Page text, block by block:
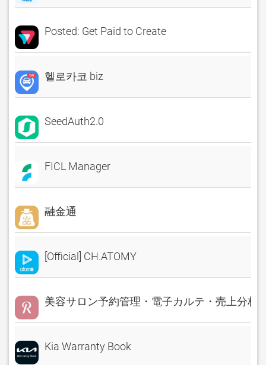
Posted: Get Paid to Create
헬로카코 biz
SeedAuth2.0
FICL Manager
融金通
[Official] CH.ATOMY
美容サロン予約管理・電子カルテ・売上分析
Kia Warranty Book